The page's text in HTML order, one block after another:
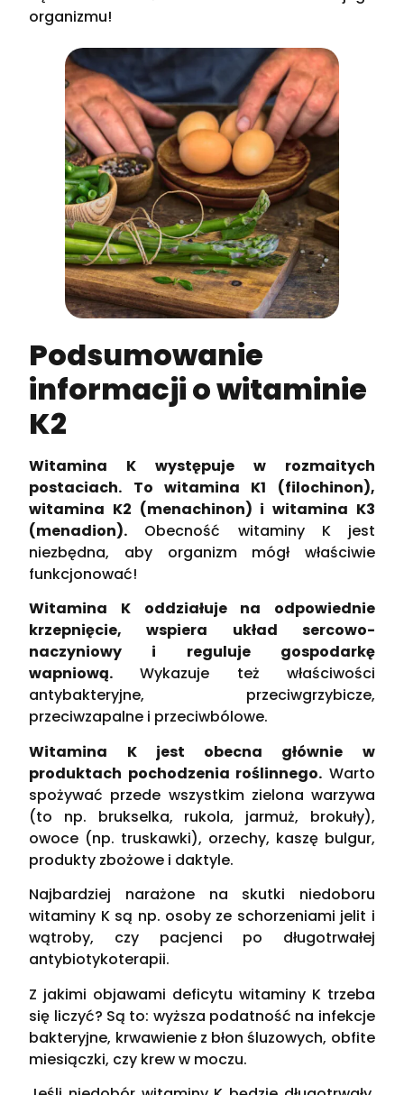
organizmu!
Podsumowanie
informacji o witaminie
K2
Witamina K występuje w rozmaitych
postaciach. To witamina K1 (filochinon),
witamina K2 (menachinon) i witamina K3
(menadion). Obecność witaminy K jest
niezbędna, aby organizm mógł właściwie
funkcjonować!
Witamina K oddziałuje na odpowiednie
krzepnięcie, wspiera układ sercowo-
naczyniowy i reguluje gospodarkę
wapniową. Wykazuje też właściwości
antybakteryjne, przeciwgrzybicze,
przeciwzapalne i przeciwbólowe.
Witamina K jest obecna głównie w
produktach pochodzenia roślinnego. Warto
spożywać przede wszystkim zielona warzywa
(to np. brukselka, rukola, jarmuż, brokuły),
owoce (np. truskawki), orzechy, kaszę bulgur,
produkty zbożowe i daktyle.
Najbardziej narażone na skutki niedoboru
witaminy K są np. osoby ze schorzeniami jelit i
wątroby, czy pacjenci po długotrwałej
antybiotykoterapii.
Z jakimi objawami deficytu witaminy K trzeba
się liczyć? Są to: wyższa podatność na infekcje
bakteryjne, krwawienie z błon śluzowych, obfite
miesiączki, czy krew w moczu.